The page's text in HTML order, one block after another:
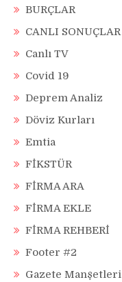
BURÇLAR
CANLI SONUÇLAR
Canlı TV
Covid 19
Deprem Analiz
Döviz Kurları
Emtia
FİKSTÜR
FİRMA ARA
FİRMA EKLE
FİRMA REHBERİ
Footer #2
Gazete Manşetleri